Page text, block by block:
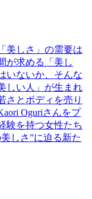
美しさ」の需要は
が求める「美し
いないか、そんな
しい人」が生まれ
さとボディを売り
Oguriさんをプ
験を持つ女性たち
しさ”に迫る新た